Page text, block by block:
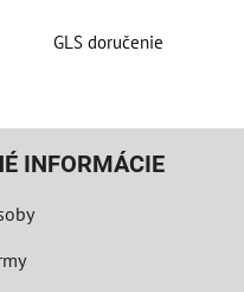
GLS doručenie
INFORMÁCIE